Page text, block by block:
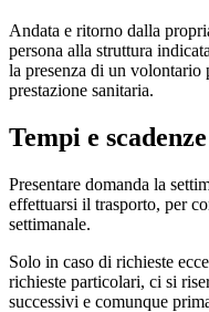
Andata e ritorno dalla
persona alla struttura
la presenza di un volontario
prestazione sanitaria.
Tempi e scadenze
Presentare domanda la
effettuarsi il trasporto, per
settimanale.
Solo in caso di richieste
richieste particolari, ci si
successivi e comunque